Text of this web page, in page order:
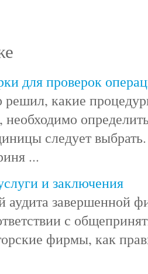
для проверок
решил, какие
необходимо
следует
...
и заключения
аудита завершенной
с
фирмы, как